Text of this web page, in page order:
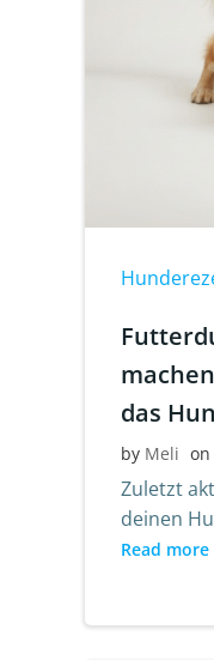
das
by Meli on
Zuletzt
deinen
Read more